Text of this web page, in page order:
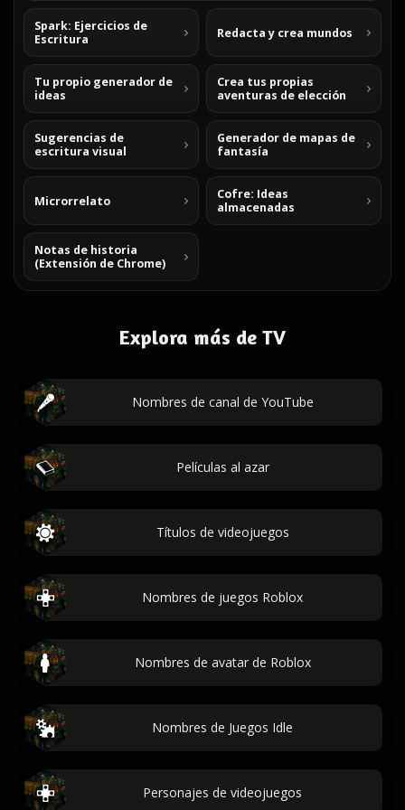
Spark: Ejercicios de
Escritura
Redacta y crea mundos
Tu propio generador de
ideas
Crea tus propias
aventuras de elección
Sugerencias de
escritura visual
Generador de mapas de
fantasía
Microrrelato
Cofre: Ideas
almacenadas
Notas de historia
(Extensión de Chrome)
Explora más de TV
Nombres de canal de YouTube
Películas al azar
Títulos de videojuegos
Nombres de juegos Roblox
Nombres de avatar de Roblox
Nombres de Juegos Idle
Personajes de videojuegos